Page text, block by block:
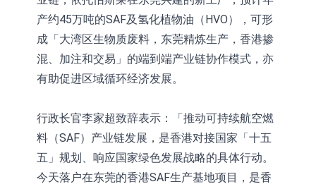
产约45万吨的SAF及氢化植物油（HVO），可形
成「大湾区生物质废料，东莞精炼生产，香港掺
混、加注和交易」的端到端产业链协作模式，亦
有助促进区域循环经济发展。
行政长官李家超致辞表示：「推动可持续航空燃
料（SAF）产业链发展，是香港对接国家「十五
五」规划、响应国家绿色发展战略的具体行动。
今天落户在东莞的香港SAF生产基地项目，是香